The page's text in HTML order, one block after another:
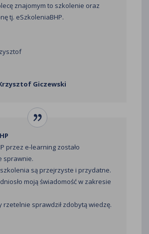
znajomym to szkolenie oraz
tj. eSzkoleniaBHP.
Giczewski
przez e-learning zostało
sprawnie.
są przejrzyste i przydatne.
moją świadomość w zakresie
rzetelnie sprawdził zdobytą wiedzę.